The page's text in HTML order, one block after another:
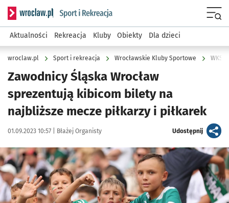
Serwis informacyjny wroclaw.pl podserwis: Sport i rekreacja
Aktualności Rekreacja Kluby Obiekty Dla dzieci
wroclaw.pl Sport i rekreacja Wrocławskie Kluby Sportowe WKS
Zawodnicy Śląska Wrocław
sprezentują kibicom bilety na
najbliższe mecze piłkarzy i piłkarek
Data publikacji:
01.09.2023 10:57 | Autor:
Błażej Organisty Udostępnijartykuł
Kliknij, aby powiększyć